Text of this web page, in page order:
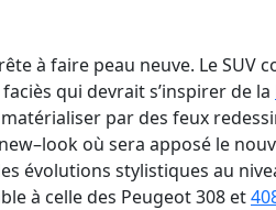
à faire peau neuve. LeSUV
qui devrait s’inspirerde la
par des feux
new–look où sera apposé le
s évolutions stylistiques au
à celle des Peugeot 308 et